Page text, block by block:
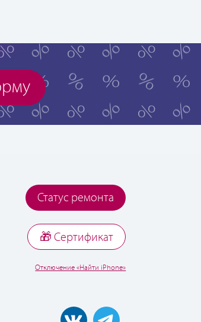
Статус ремонта
🎁 Cертификат
Отключение «Найти iPhone»